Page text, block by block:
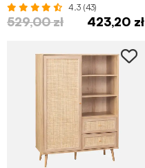
4.3 (43)
529,00 zł 423,20 zł